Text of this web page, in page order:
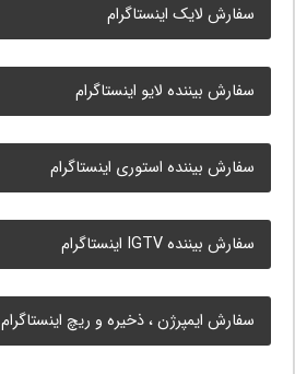
سفارش لایک اینستاگرام
سفارش بیننده لایو اینستاگرام
سفارش بیننده استوری اینستاگرام
سفارش بیننده IGTV اینستاگرام
سفارش ایمپرژن ، ذخیره و ریچ اینستاگرام